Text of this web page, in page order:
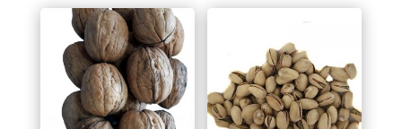
precios:
desde
€2.99
hasta
€19.90
desde
hasta
€7.00